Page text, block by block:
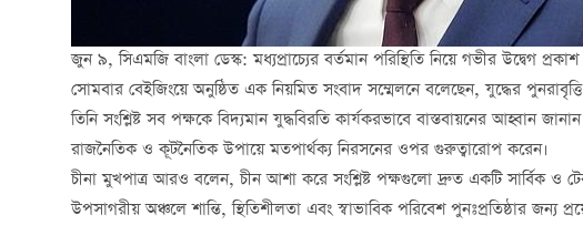
জুন ৯, সিএমজি বাংলা ডেস্ক: মধ্যপ্রাচ্যের বর্তমান পরিস্থিতি নিয়ে গভীর উদ্বেগ
সোমবার বেইজিংয়ে অনুষ্ঠিত এক নিয়মিত সংবাদ সম্মেলনে বলেছেন, যুদ্ধের
তিনি সংশ্লিষ্ট সব পক্ষকে বিদ্যমান যুদ্ধবিরতি কার্যকরভাবে বাস্তবায়নের আহ্বান
রাজনৈতিক ও কূটনৈতিক উপায়ে মতপার্থক্য নিরসনের ওপর গুরুত্বারোপ করেন।
চীনা মুখপাত্র আরও বলেন, চীন আশা করে সংশ্লিষ্ট পক্ষগুলো দ্রুত একটি সার্বিক ও
উপসাগরীয় অঞ্চলে শান্তি, স্থিতিশীলতা এবং স্বাভাবিক পরিবেশ পুনঃপ্রতিষ্ঠার জন্য